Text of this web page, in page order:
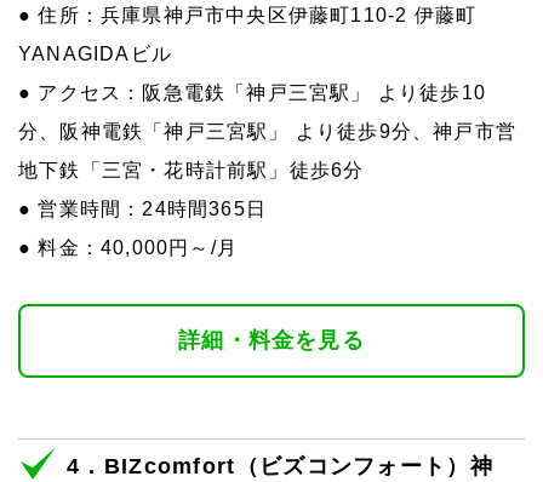
● 住所：兵庫県神戸市中央区伊藤町110-2 伊藤町
YANAGIDAビル
● アクセス：阪急電鉄「神戸三宮駅」 より徒歩10
分、阪神電鉄「神戸三宮駅」 より徒歩9分、神戸市営
地下鉄「三宮・花時計前駅」徒歩6分
● 営業時間：24時間365日
● 料金：40,000円～/月
詳細・料金を見る
4．BIZcomfort（ビズコンフォート）神